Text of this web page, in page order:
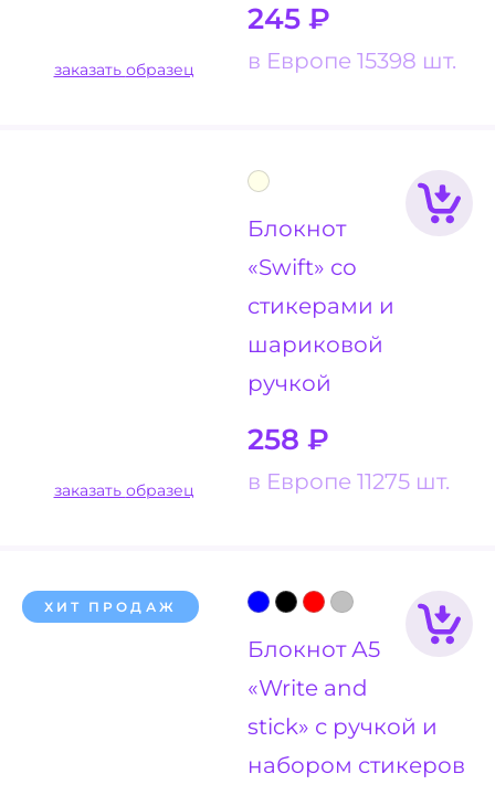
245 ₽
в Европе 15398 шт.
заказать образец
Блокнот
«Swift» со
стикерами и
шариковой
ручкой
258 ₽
в Европе 11275 шт.
заказать образец
ХИТ ПРОДАЖ
Блокнот А5
«Write and
stick» с ручкой и
набором стикеров